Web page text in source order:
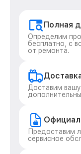
Полная
Определим
бесплатно, с
от ремонта.
Доставим
Предоставим
сервисное